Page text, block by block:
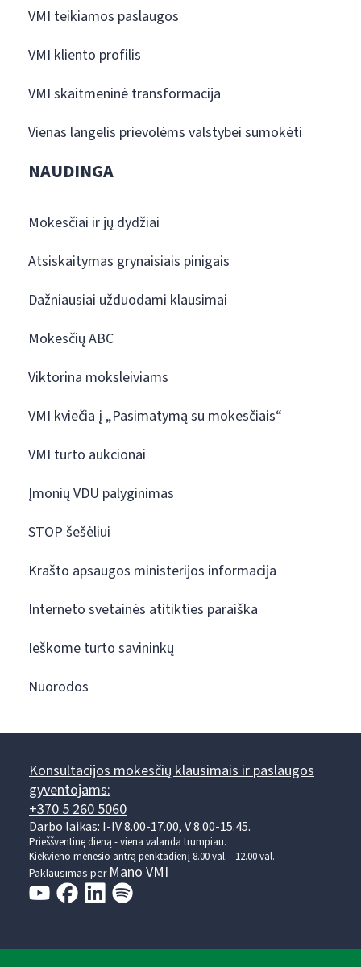
VMI teikiamos paslaugos
VMI kliento profilis
VMI skaitmeninė transformacija
Vienas langelis prievolėms valstybei sumokėti
NAUDINGA
Mokesčiai ir jų dydžiai
Atsiskaitymas grynaisiais pinigais
Dažniausiai užduodami klausimai
Mokesčių ABC
Viktorina moksleiviams
VMI kviečia į „Pasimatymą su mokesčiais“
VMI turto aukcionai
Įmonių VDU palyginimas
STOP šešėliui
Krašto apsaugos ministerijos informacija
Interneto svetainės atitikties paraiška
Ieškome turto savininkų
Nuorodos
Konsultacijos mokesčių klausimais ir paslaugos
gyventojams:
+370 5 260 5060
Darbo laikas: I-IV 8.00-17.00, V 8.00-15.45.
Prieššventinę dieną - viena valanda trumpiau.
Kiekvieno mėnesio antrą penktadienį 8.00 val. - 12.00 val.
Paklausimas per Mano VMI